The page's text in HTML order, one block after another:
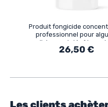
Produit fongicide
professionnel pour
lichens et dépôts verts
TRAITEMENT FONGICIDE
26,50 €
Les clients